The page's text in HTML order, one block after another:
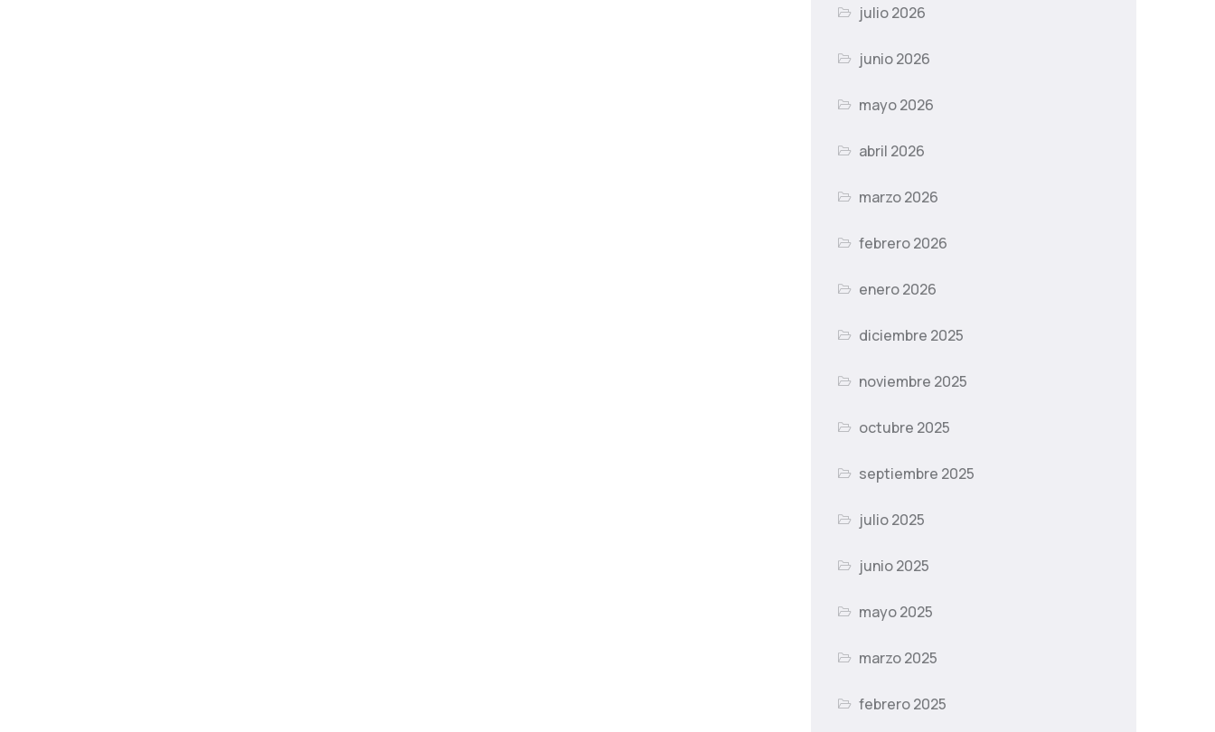
julio 2026
junio 2026
mayo 2026
abril 2026
marzo 2026
febrero 2026
enero 2026
diciembre 2025
noviembre 2025
octubre 2025
septiembre 2025
julio 2025
junio 2025
mayo 2025
marzo 2025
febrero 2025